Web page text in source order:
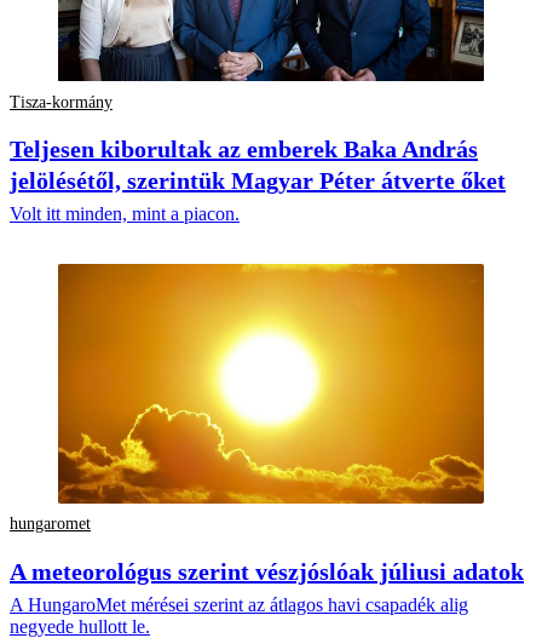
Tisza-kormány
Teljesen kiborultak az emberek Baka András
jelölésétől, szerintük Magyar Péter átverte őket
Volt itt minden, mint a piacon.
hungaromet
A meteorológus szerint vészjóslóak júliusi adatok
A HungaroMet mérései szerint az átlagos havi csapadék alig
negyede hullott le.